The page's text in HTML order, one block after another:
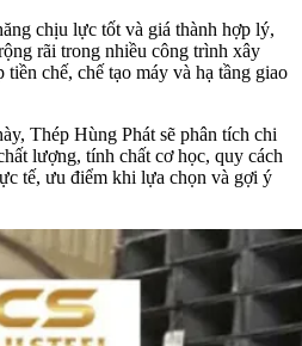
chịu lực tốt và giá thành hợp lý,
rãi trong nhiều công trình xây
chế, chế tạo máy và hạ tầng giao
Thép Hùng Phát sẽ phân tích chi
lượng, tính chất cơ học, quy cách
tế, ưu điểm khi lựa chọn và gợi ý